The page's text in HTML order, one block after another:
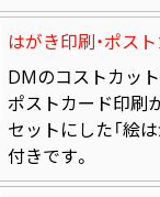
はがき印刷・ポス
DMのコストカッ
ポストカード印刷
セットにした「絵
付きです。